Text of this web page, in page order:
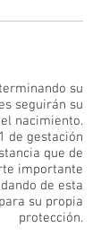
su
seguirán su
nacimiento.
de gestación
que de
importante
de esta
su propia
protección.